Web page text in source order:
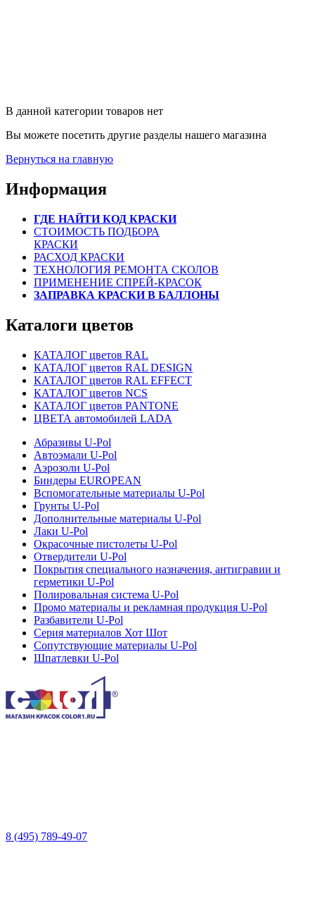
В данной категории товаров нет
Вы можете посетить другие разделы нашего магазина
Вернуться на главную
Информация
ГДЕ НАЙТИ КОД КРАСКИ
СТОИМОСТЬ ПОДБОРА
КРАСКИ
РАСХОД КРАСКИ
ТЕХНОЛОГИЯ РЕМОНТА СКОЛОВ
ПРИМЕНЕНИЕ СПРЕЙ-КРАСОК
ЗАПРАВКА КРАСКИ В БАЛЛОНЫ
Каталоги цветов
КАТАЛОГ цветов RAL
КАТАЛОГ цветов RAL DESIGN
КАТАЛОГ цветов RAL EFFECT
КАТАЛОГ цветов NCS
КАТАЛОГ цветов PANTONE
ЦВЕТА автомобилей LADA
Абразивы U-Pol
Автоэмали U-Pol
Аэрозоли U-Pol
Биндеры EUROPEAN
Вспомогательные материалы U-Pol
Грунты U-Pol
Дополнительные материалы U-Pol
Лаки U-Pol
Окрасочные пистолеты U-Pol
Отвердители U-Pol
Покрытия специального назначения, антигравии и
герметики U-Pol
Полировальная система U-Pol
Промо материалы и рекламная продукция U-Pol
Разбавители U-Pol
Серия материалов Хот Шот
Сопутствующие материалы U-Pol
Шпатлевки U-Pol
8 (495) 789-49-07